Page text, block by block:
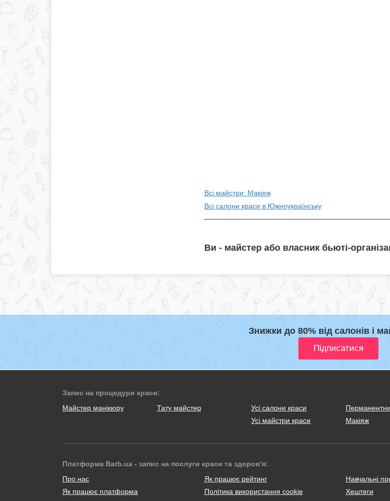
Всі майстри: Макіяж
Всі салони краси в Южноукраїнську
Ви - майстер або власник бьюті-
Знижки до 80% від салонів і
Запис на процедури краси:
Майстер манікюру
Тату майстер
Усі салони краси
Усі майстри краси
Макіяж
Платформа Barb.ua - запис на послуги краси та здоров'я:
Про нас
Як працює платформа
Як працює рейтинг
Політика використання cookie
Навчальні
Хештеги